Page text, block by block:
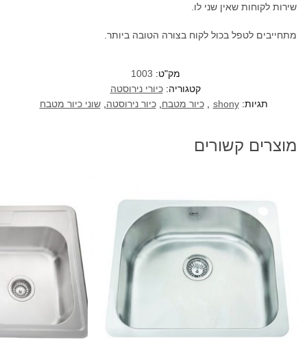
שירות לקוחות שאין שני לו.
מתחייבים לטפל בכול לקוח בצורה הטובה ביותר.
מק"ט: 1003
קטגוריה:כיורי נירוסטה
תגיות:shony
,כיור מטבח,כיור נירוסטה,שוני כיור מטבח
מוצרים קשורים